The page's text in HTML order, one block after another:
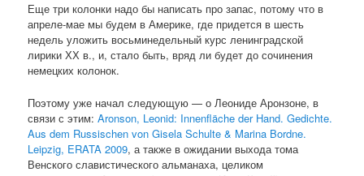
Еще три колонки надо бы написать про запас, потому что в
апреле-мае мы будем в Америке, где придется в шесть
недель уложить восьминедельный курс ленинградской
лирики ХХ в., и, стало быть, вряд ли будет до сочинения
немецких колонок.
Поэтому уже начал следующую — о Леониде Аронзоне, в
связи с этим:Aronson, Leonid: Innenfläche der Hand. Gedichte.
Aus dem Russischen von Gisela Schulte & Marina Bordne.
Leipzig, ERATA 2009, а также в ожидании выхода тома
Венского славистического альманаха, целиком